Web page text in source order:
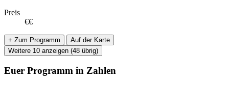
Preis
€€
+ Zum Programm
Auf der Karte
Weitere 10 anzeigen (48 übrig)
Euer Programm in Zahlen